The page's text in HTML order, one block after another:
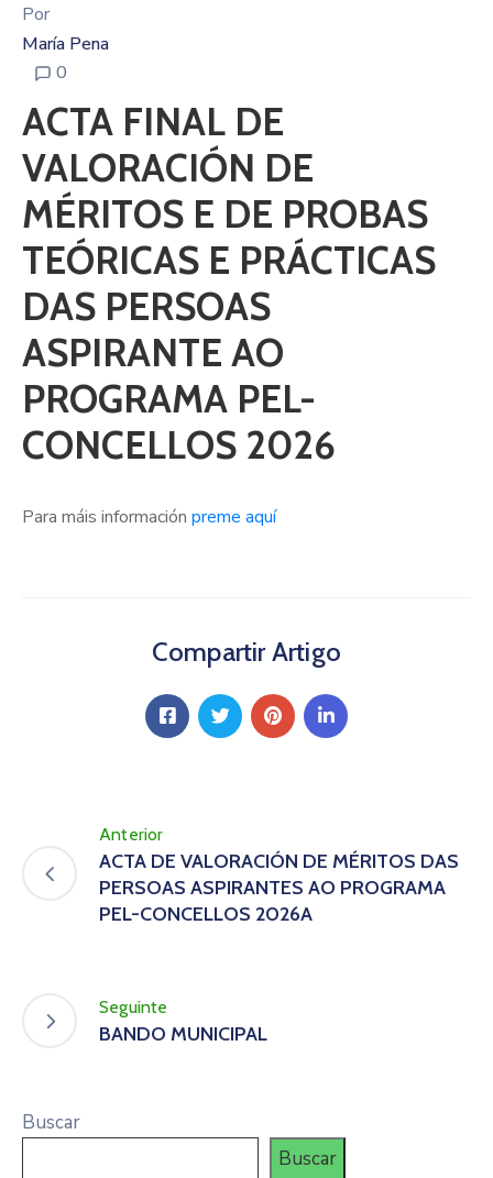
Por
María Pena
0
ACTA FINAL DE
VALORACIÓN DE
MÉRITOS E DE PROBAS
TEÓRICAS E PRÁCTICAS
DAS PERSOAS
ASPIRANTE AO
PROGRAMA PEL-
CONCELLOS 2026
Para máis información preme aquí
Compartir Artigo
Anterior
ACTA DE VALORACIÓN DE MÉRITOS DAS
PERSOAS ASPIRANTES AO PROGRAMA
PEL-CONCELLOS 2026A
Seguinte
BANDO MUNICIPAL
Buscar
Buscar